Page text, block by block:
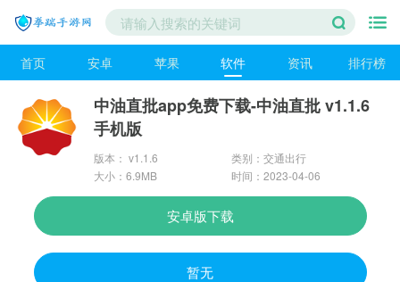
首页 安卓 苹果 软件 资讯 排行榜
中油直批app免费下载-中油直批 v1.1.6
手机版
版本： v1.1.6
类别：交通出行
大小：6.9MB
时间：2023-04-06
安卓版下载
暂无